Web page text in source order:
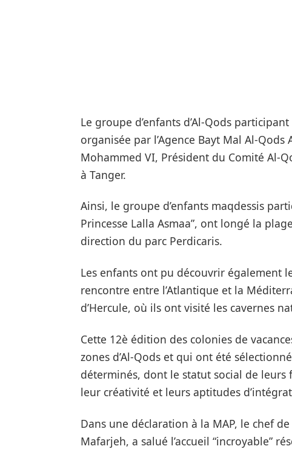
Le groupe d’enfants d’Al-Qods
organisée par l’Agence Bayt Mal Al-
Mohammed VI, Président du Comité Al-
à Tanger.
Ainsi, le groupe d’enfants maqdessis
Princesse Lalla Asmaa”, ont longé la
direction du parc Perdicaris.
Les enfants ont pu découvrir également
rencontre entre l’Atlantique et la
d’Hercule, où ils ont visité les cavernes
Cette 12è édition des colonies de
zones d’Al-Qods et qui ont été
déterminés, dont le statut social de leurs
leur créativité et leurs aptitudes
Dans une déclaration à la MAP, le chef
Mafarjeh, a salué l’accueil “incroyable”